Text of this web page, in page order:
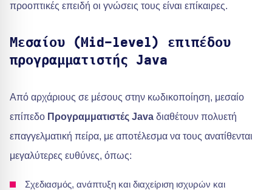
προοπτικές επειδή οι γνώσεις τους είναι επίκαιρες.
Μεσαίου (Mid-level) επιπέδου
προγραμματιστής Java
Από αρχάριους σε μέσους στην κωδικοποίηση, μεσαίο
επίπεδο Προγραμματιστές Java διαθέτουν πολυετή
επαγγελματική πείρα, με αποτέλεσμα να τους ανατίθενται
μεγαλύτερες ευθύνες, όπως:
Σχεδιασμός, ανάπτυξη και διαχείριση ισχυρών και